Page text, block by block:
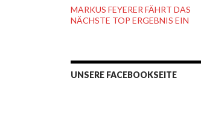
MARKUS FEYERER FÄHRT DAS
NÄCHSTE TOP ERGEBNIS EIN
UNSERE FACEBOOKSEITE